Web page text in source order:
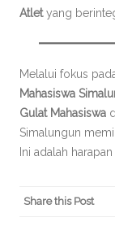
Atletyang
Melalui fokus
Mahasiswa
Gulat Mahasiswa
Simalungun
Ini adalah
Share this Post